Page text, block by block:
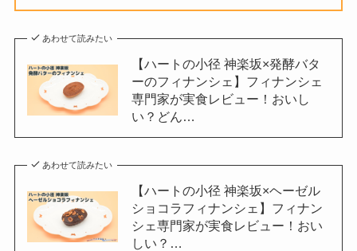
あわせて読みたい
【ハートの小径 神楽坂×発酵バタ
ーのフィナンシェ】フィナンシェ
専門家が実食レビュー！おいし
い？どん…
あわせて読みたい
【ハートの小径 神楽坂×ヘーゼル
ショコラフィナンシェ】フィナン
シェ専門家が実食レビュー！おい
しい？…